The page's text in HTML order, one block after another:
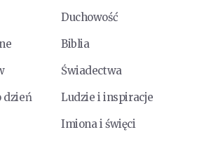
Duchowość
Biblia
Świadectwa
dzień
Ludzie i inspiracje
Imiona i święci